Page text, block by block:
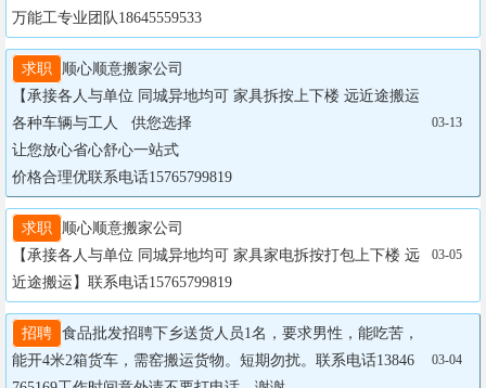
万能工专业团队18645559533
求职
顺心顺意搬家公司
【承接各人与单位 同城异地均可 家具拆按上下楼 远近途搬运
各种车辆与工人   供您选择
让您放心省心舒心一站式
价格合理优联系电话15765799819
03-13
求职
顺心顺意搬家公司
【承接各人与单位 同城异地均可 家具家电拆按打包上下楼 远
近途搬运】联系电话15765799819
03-05
招聘 食品批发招聘下乡送货人员1名，要求男性，能吃苦，
能开4米2箱货车，需窑搬运货物。短期勿扰。联系电话13846
03-04